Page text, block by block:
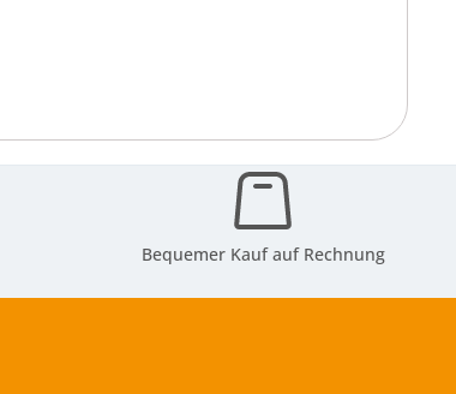
Bequemer Kauf auf Rechnung